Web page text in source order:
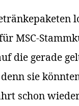
MSC-
die gerade
sie
schon